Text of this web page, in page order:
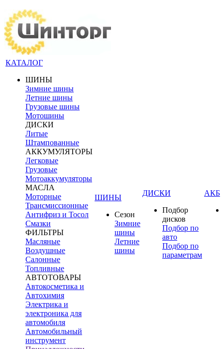
КАТАЛОГ
ШИНЫ
Зимние шины
Летние шины
Грузовые шины
Мотошины
ДИСКИ
Литые
Штампованные
АККУМУЛЯТОРЫ
Легковые
Грузовые
Мотоаккумуляторы
МАСЛА
Моторные
Трансмиссионные
Антифриз и Тосол
Смазки
ФИЛЬТРЫ
Масляные
Воздушные
Салонные
Топливные
АВТОТОВАРЫ
Автокосметика и
Автохимия
Электрика и
электроника для
автомобиля
Автомобильный
инструмент
ШИНЫ
Сезон
Зимние
шины
Летние
шины
ДИСКИ
Подбор
дисков
Подбор по
авто
Подбор по
параметрам
АКБ